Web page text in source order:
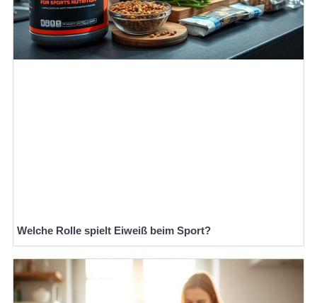
Welche Rolle spielt Eiweiß beim Sport?